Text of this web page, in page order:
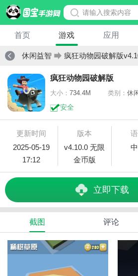
首页 游戏 应用
休闲益智 疯狂动物园破解版
疯狂动物园破解版
大小： 734.4M 类别： 休
安全
更新时间
2025-05-19
17:12
版本
v4.10.0 无限
金币版
立即下载
截图 评论